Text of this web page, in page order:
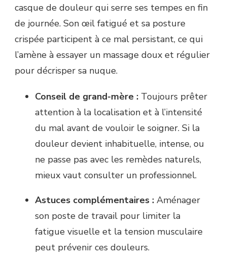
casque de douleur qui serre ses tempes en fin
de journée. Son œil fatigué et sa posture
crispée participent à ce mal persistant, ce qui
l’amène à essayer un massage doux et régulier
pour décrisper sa nuque.
Conseil de grand-mère : Toujours prêter
attention à la localisation et à l’intensité
du mal avant de vouloir le soigner. Si la
douleur devient inhabituelle, intense, ou
ne passe pas avec les remèdes naturels,
mieux vaut consulter un professionnel.
Astuces complémentaires : Aménager
son poste de travail pour limiter la
fatigue visuelle et la tension musculaire
peut prévenir ces douleurs.